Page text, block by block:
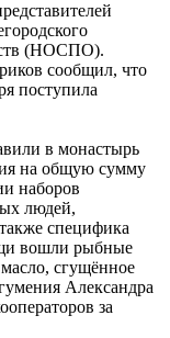
(НОСПО).
сообщил, что
поступила
в монастырь
на общую сумму
наборов
людей,
специфика
вошли рыбные
сгущённое
Александра
за